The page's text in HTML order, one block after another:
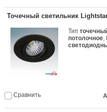
Точечный светильник
Тип
потолочное,
Сравнить